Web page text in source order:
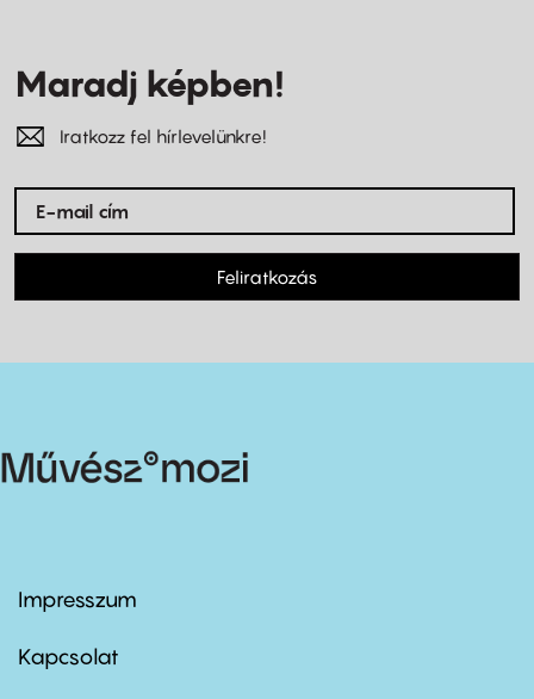
Maradj képben!
Iratkozz fel hírlevelünkre!
Feliratkozás
Footer
first
Impresszum
Kapcsolat